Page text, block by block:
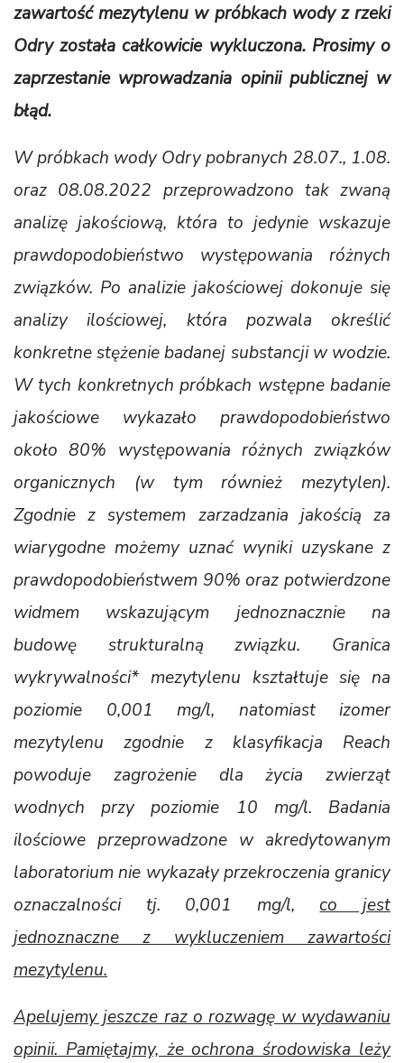
zawartość mezytylenu w próbkach wody z rzeki
Odry została całkowicie wykluczona. Prosimy o
zaprzestanie wprowadzania opinii publicznej w
błąd.
W próbkach wody Odry pobranych 28.07., 1.08.
oraz 08.08.2022 przeprowadzono tak zwaną
analizę jakościową, która to jedynie wskazuje
prawdopodobieństwo występowania różnych
związków. Po analizie jakościowej dokonuje się
analizy ilościowej, która pozwala określić
konkretne stężenie badanej substancji w wodzie.
W tych konkretnych próbkach wstępne badanie
jakościowe wykazało prawdopodobieństwo
około 80% występowania różnych związków
organicznych (w tym również mezytylen).
Zgodnie z systemem zarzadzania jakością za
wiarygodne możemy uznać wyniki uzyskane z
prawdopodobieństwem 90% oraz potwierdzone
widmem wskazującym jednoznacznie na
budowę strukturalną związku. Granica
wykrywalności* mezytylenu kształtuje się na
poziomie 0,001 mg/l, natomiast izomer
mezytylenu zgodnie z klasyfikacja Reach
powoduje zagrożenie dla życia zwierząt
wodnych przy poziomie 10 mg/l. Badania
ilościowe przeprowadzone w akredytowanym
laboratorium nie wykazały przekroczenia granicy
oznaczalności tj. 0,001 mg/l,co jest
jednoznaczne z wykluczeniem zawartości
mezytylenu.
Apelujemy jeszcze raz o rozwagę w wydawaniu
opinii. Pamiętajmy, że ochrona środowiska leży